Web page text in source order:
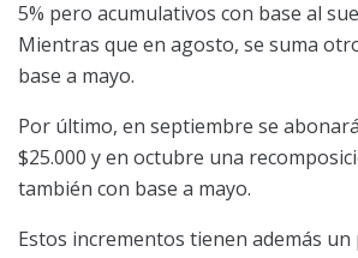
5% pero acumulativos con base al
Mientras que en agosto, se suma
base a mayo.
Por último, en septiembre se
$25.000 y en octubre una
también con base a mayo.
Estos incrementos tienen además